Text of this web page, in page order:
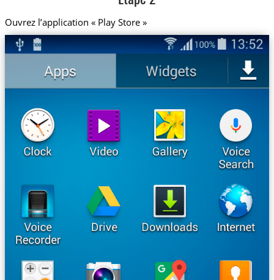
Ouvrez l’application « Play Store »